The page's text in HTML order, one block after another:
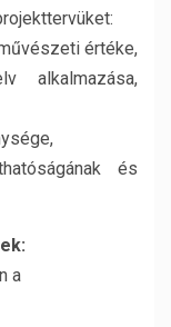
értéke,
alkalmazása,
és
a